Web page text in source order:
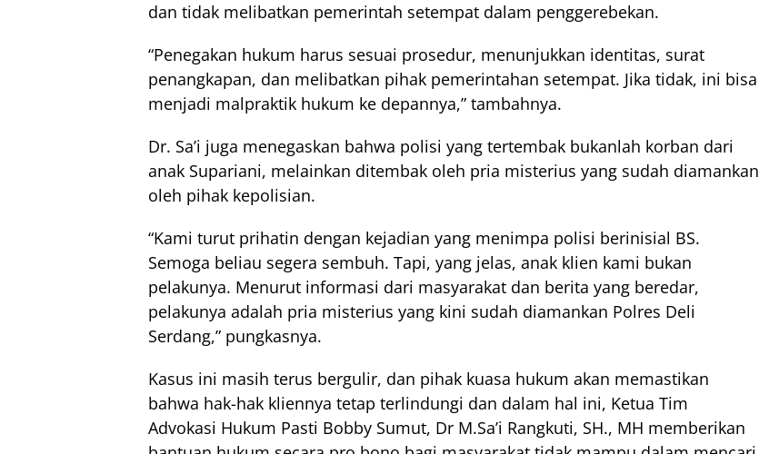
dan tidak melibatkan pemerintah setempat dalam penggerebekan.
“Penegakan hukum harus sesuai prosedur, menunjukkan identitas, surat
penangkapan, dan melibatkan pihak pemerintahan setempat. Jika tidak, ini bisa
menjadi malpraktik hukum ke depannya,” tambahnya.
Dr. Sa’i juga menegaskan bahwa polisi yang tertembak bukanlah korban dari
anak Supariani, melainkan ditembak oleh pria misterius yang sudah diamankan
oleh pihak kepolisian.
“Kami turut prihatin dengan kejadian yang menimpa polisi berinisial BS.
Semoga beliau segera sembuh. Tapi, yang jelas, anak klien kami bukan
pelakunya. Menurut informasi dari masyarakat dan berita yang beredar,
pelakunya adalah pria misterius yang kini sudah diamankan Polres Deli
Serdang,” pungkasnya.
Kasus ini masih terus bergulir, dan pihak kuasa hukum akan memastikan
bahwa hak-hak kliennya tetap terlindungi dan dalam hal ini, Ketua Tim
Advokasi Hukum Pasti Bobby Sumut, Dr M.Sa’i Rangkuti, SH., MH memberikan